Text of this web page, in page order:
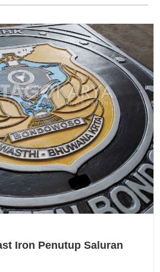
Iron Penutup Saluran